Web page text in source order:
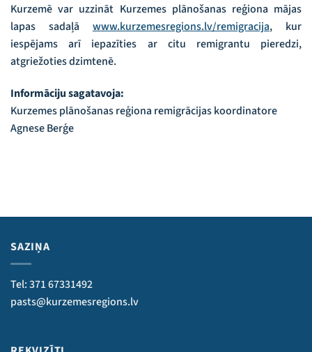
Kurzemē var uzzināt Kurzemes plānošanas reģiona mājas
lapas sadaļā www.kurzemesregions.lv/remigracija, kur
iespējams arī iepazīties ar citu remigrantu pieredzi,
atgriežoties dzimtenē.
Informāciju sagatavoja:
Kurzemes plānošanas reģiona remigrācijas koordinatore
Agnese Berģe
SAZIŅA
Tel: 371 67331492
pasts@kurzemesregions.lv